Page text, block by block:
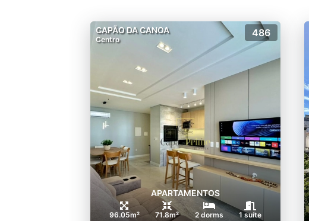
CAPÃO DA CANOA
Centro
486
APARTAMENTOS
96.05m² 71.8m² 2 dorms 1 suíte